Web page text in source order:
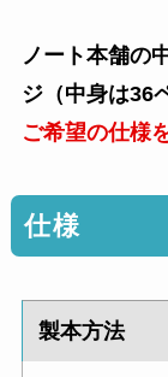
ノート本舗の
ジ（中身は36
ご希望の仕様
仕様
製本方法